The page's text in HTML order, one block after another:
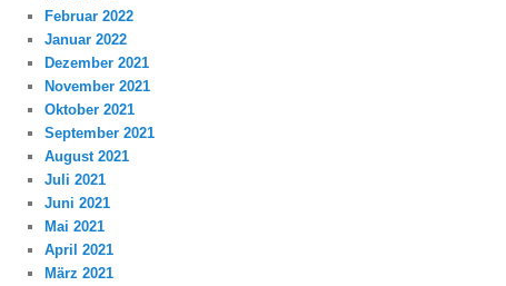
Februar 2022
Januar 2022
Dezember 2021
November 2021
Oktober 2021
September 2021
August 2021
Juli 2021
Juni 2021
Mai 2021
April 2021
März 2021